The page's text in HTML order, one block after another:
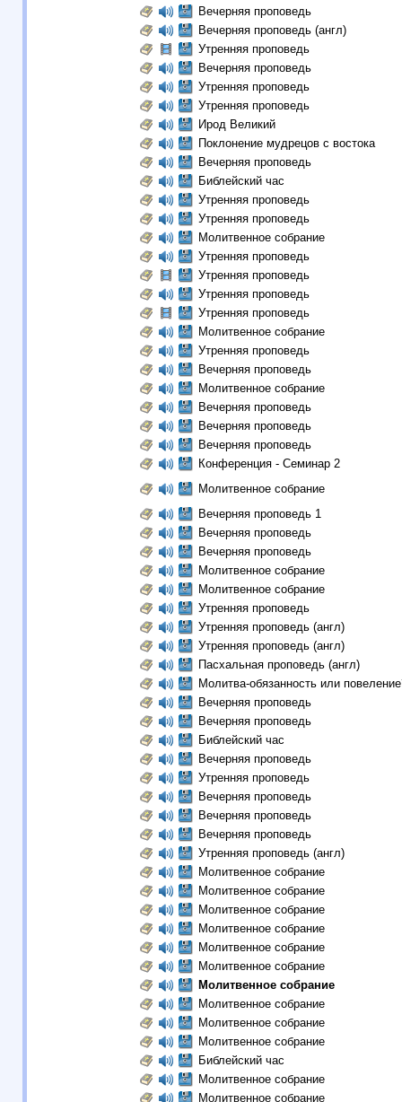
Вечерняя проповедь
Вечерняя проповедь (англ)
Утренняя проповедь
Вечерняя проповедь
Утренняя проповедь
Утренняя проповедь
Ирод Великий
Поклонение мудрецов c востока
Вечерняя проповедь
Библейский час
Утренняя проповедь
Утренняя проповедь
Молитвенное собрание
Утренняя проповедь
Утренняя проповедь
Утренняя проповедь
Утренняя проповедь
Молитвенное собрание
Утренняя проповедь
Вечерняя проповедь
Молитвенное собрание
Вечерняя проповедь
Вечерняя проповедь
Вечерняя проповедь
Конференция - Семинар 2
Молитвенное собрание
Вечерняя проповедь 1
Вечерняя проповедь
Вечерняя проповедь
Молитвенное собрание
Молитвенное собрание
Утренняя проповедь
Утренняя проповедь (англ)
Утренняя проповедь (англ)
Пасхальная проповедь (англ)
Молитва-обязанность или
Вечерняя проповедь
Вечерняя проповедь
Библейский час
Вечерняя проповедь
Утренняя проповедь
Вечерняя проповедь
Вечерняя проповедь
Вечерняя проповедь
Утренняя проповедь (англ)
Молитвенное собрание
Молитвенное собрание
Молитвенное собрание
Молитвенное собрание
Молитвенное собрание
Молитвенное собрание
Молитвенное собрание
Молитвенное собрание
Молитвенное собрание
Молитвенное собрание
Библейский час
Молитвенное собрание
Молитвенное собрание